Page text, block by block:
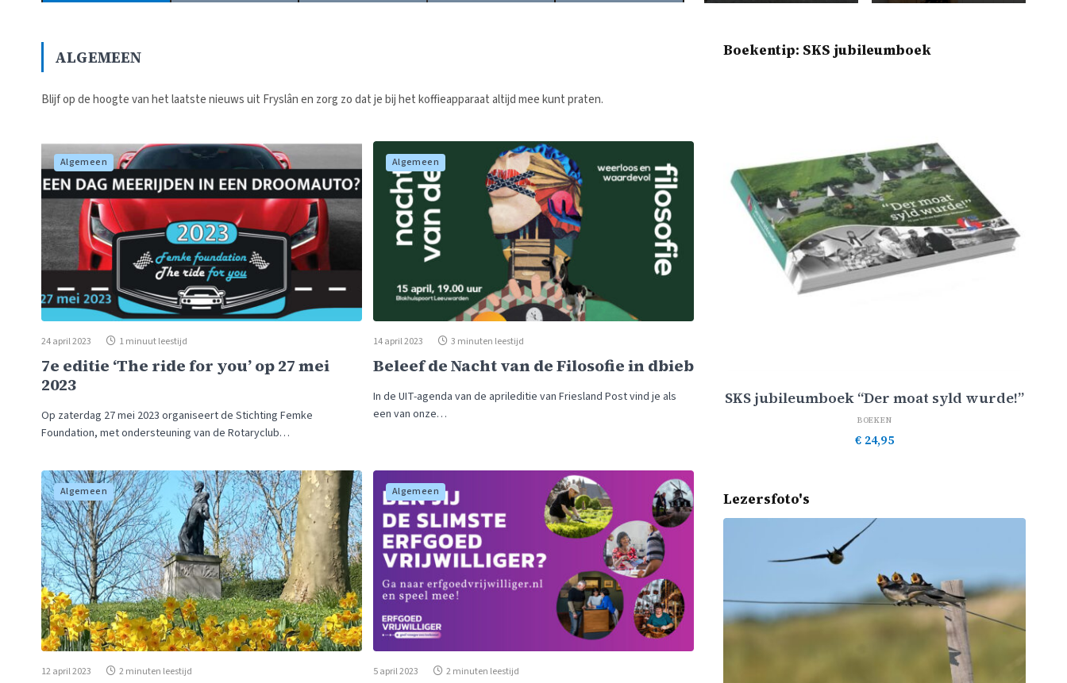
ALGEMEEN
Blijf op de hoogte van het laatste nieuws uit Fryslân en zorg zo dat je bij het koffieapparaat altijd mee kunt praten.
Algemeen
24 april 2023 1 minuut leestijd
7e editie ‘The ride for you’ op 27 mei
2023
Op zaterdag 27 mei 2023 organiseert de Stichting Femke
Foundation, met ondersteuning van de Rotaryclub…
Algemeen
14 april 2023 3 minuten leestijd
Beleef de Nacht van de Filosofie in dbieb
In de UIT-agenda van de aprileditie van Friesland Post vind je als
een van onze…
Algemeen
12 april 2023 2 minuten leestijd
Algemeen
5 april 2023 2 minuten leestijd
Boekentip: SKS jubileumboek
SKS jubileumboek “Der moat syld wurde!”
BOEKEN
€ 24,95
Lezersfoto's